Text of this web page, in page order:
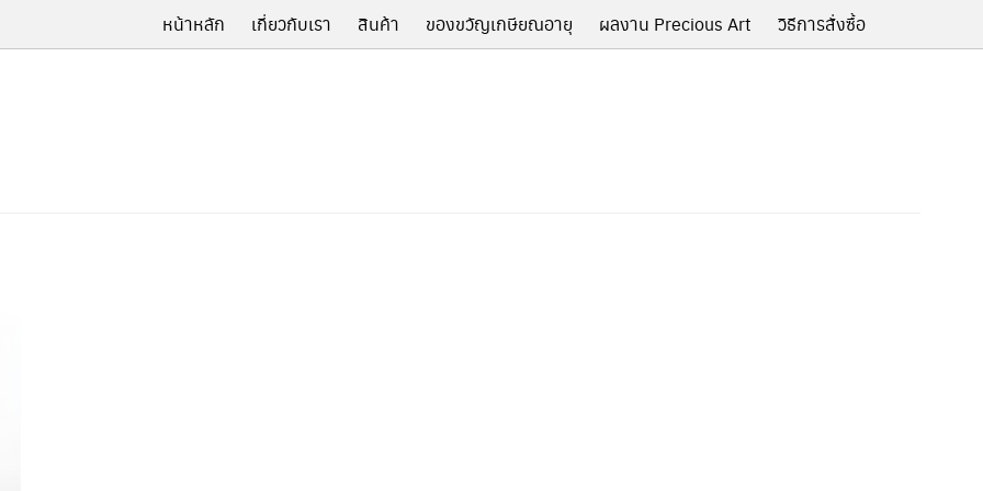
หน้าหลัก เกี่ยวกับเรา สินค้า ของขวัญเกษียณอายุ ผลงาน Precious Art วิธีการสั่งซื้อ